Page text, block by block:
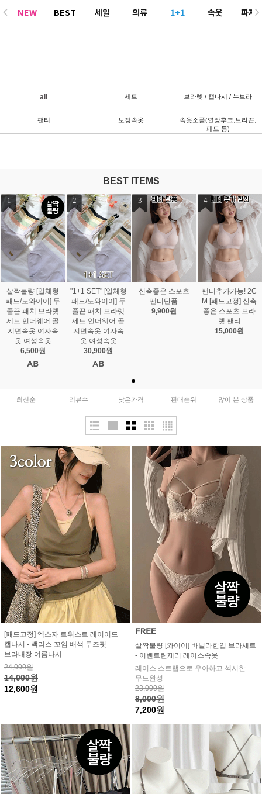
NEW BEST 세일 의류 1+1 속옷
파자
all 세트 브라렛 / 캡나시 / 누브라
팬티 보정속옷
속옷소품(연장후크,브라끈,
패드 등)
BEST ITEMS
1
살짝불량 [일체형
패드/노와이어] 두
줄끈 패치 브라렛
세트 언더웨어 골
지면속옷 여자속
옷 여성속옷
6,500원
2
"1+1 SET" [일체형
패드/노와이어] 두
줄끈 패치 브라렛
세트 언더웨어 골
지면속옷 여자속
옷 여성속옷
30,900원
3
신축좋은 스포츠
팬티단품
9,900원
4
팬티추가가능! 2C
M [패드고정] 신축
좋은 스포츠 브라
렛 팬티
15,000원
최신순 리뷰수 낮은가격 판매순위 많이 본 상품
[패드고정] 엑스자 트위스트 레이어드
캡나시 - 백리스 꼬임 배색 루즈핏
브라내장 여름나시
24,000원
14,000원
12,600원
살짝불량 [와이어] 바닐라한입 브라세트
- 이벤트란제리 레이스속옷
레이스 스트랩으로 우아하고 섹시한
무드완성
23,000원
8,000원
7,200원